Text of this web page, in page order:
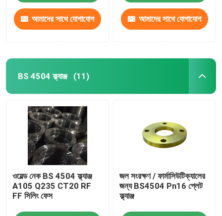
আমাদের সাথে যোগাযোগ আমাদের সাথে যোগাযোগ
BS 4504 ফ্ল্যাঞ্জ (11)
ওয়েল্ড নেক BS 4504 ফ্ল্যাঞ্জ
A105 Q235 CT20 RF
FF সিলিং ফেস
জল সংরক্ষণ / ফার্মাসিউটিক্যালের
জন্য BS4504 Pn16 প্লেট
ফ্ল্যাঞ্জ